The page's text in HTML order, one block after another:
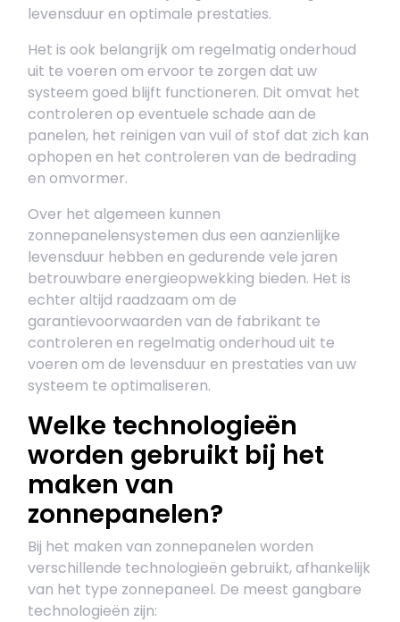
levensduur en optimale prestaties.
Het is ook belangrijk om regelmatig onderhoud
uit te voeren om ervoor te zorgen dat uw
systeem goed blijft functioneren. Dit omvat het
controleren op eventuele schade aan de
panelen, het reinigen van vuil of stof dat zich kan
ophopen en het controleren van de bedrading
en omvormer.
Over het algemeen kunnen
zonnepanelensystemen dus een aanzienlijke
levensduur hebben en gedurende vele jaren
betrouwbare energieopwekking bieden. Het is
echter altijd raadzaam om de
garantievoorwaarden van de fabrikant te
controleren en regelmatig onderhoud uit te
voeren om de levensduur en prestaties van uw
systeem te optimaliseren.
Welke technologieën
worden gebruikt bij het
maken van
zonnepanelen?
Bij het maken van zonnepanelen worden
verschillende technologieën gebruikt, afhankelijk
van het type zonnepaneel. De meest gangbare
technologieën zijn: